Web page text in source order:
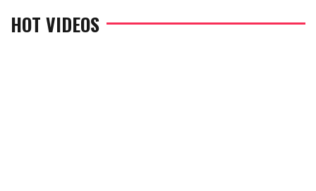
HOT VIDEOS